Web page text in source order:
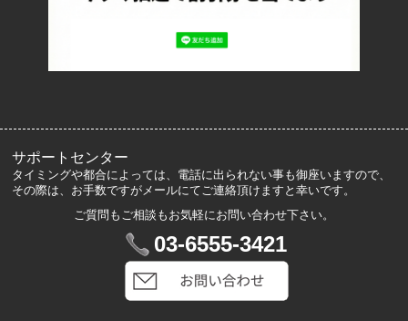
サポートセンター
タイミングや都合によっては、電話に出られない事も御座いますので、
その際は、お手数ですがメールにてご連絡頂けますと幸いです。
ご質問もご相談もお気軽にお問い合わせ下さい。
03-6555-3421